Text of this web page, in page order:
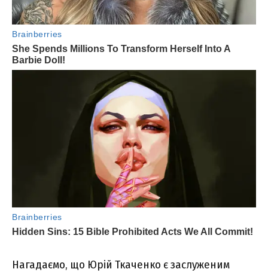
Нагадаємо, що Юрій Ткаченко є заслуженим